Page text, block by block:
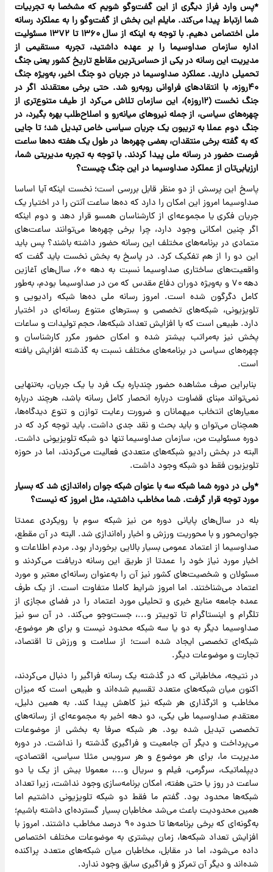
‌*پس وارد فراز دیگری از این گفت‌وگو شویم که مشخصا به تجربیات
شما ارتباط پیدا می‌کند. مایلم این بخش از گفت‌وگو را به عملکرد رسانه
ملی اختصاص دهیم. با توجه به اینکه از سال ۱۳۶۰ تا ۱۳۷۲ مسئولیت
اداره سازمان صداوسیما را بر عهده داشتید، تجربه مستقیمی از
مدیریت این رسانه در یکی از حساس‌ترین مقاطع تاریخ کشور یعنی جنگ
تحمیلی دارید. عملکرد صداوسیما در جریان دو جنگ اخیر، به‌ویژه جنگ
۴۰روزه، با انتقادهای فراوانی روبه‌رو شد. حتی برخی معتقدند اگر در
جنگ نخست (۱۲روزه)، این سازمان تلاش می‌کرد از طیف متنوع‌تری از
چهره‌های سیاسی، از جمله نیروهای میانه‌رو و اصلاح‌طلب بهره بگیرد، در
جنگ دوم عملا به تریبون یک جریان سیاسی خاص تبدیل شد؛ تا جایی
که به گفته برخی منتقدان، بعضی چهره‌ها در طول یک هفته ده‌ها ساعت
فرصت حضور در رسانه ملی پیدا کردند. با توجه به تجربه مدیریتی شما،
ارزیابی‌تان از عملکرد صداوسیما در این جنگ چیست؟
پاسخ این پرسش از دو منظر قابل بررسی است؛ نخست اینکه آیا اساسا
صداوسیما امروز این امکان را دارد که ده‌ها ساعت آنتن را در اختیار یک
جریان فکری یا مجموعه‌ای از کارشناسان همسو قرار دهد و دوم اینکه
اگر چنین امکانی وجود دارد، چرا برخی چهره‌ها می‌توانند ساعت‌های
متمادی در برنامه‌های مختلف این رسانه حضور داشته باشند؟ پس باید
این دو را از هم تفکیک کرد. در پاسخ به بخش نخست باید گفت که
واقعیت‌های ساختاری صداوسیما نسبت به دهه ۶۰، سال‌های آغازین
دهه ۷۰ و به‌ویژه دوران دفاع مقدس که من در صداوسیما بودم، به‌طور
کامل دگرگون شده است. امروز رسانه ملی ده‌ها شبکه رادیویی و
تلویزیونی، شبکه‌های تخصصی و بسترهای متنوع رسانه‌ای در اختیار
دارد. طبیعی است که با افزایش تعداد شبکه‌ها، حجم تولیدات و ساعات
پخش نیز به‌مراتب بیشتر شده و امکان حضور مکرر کارشناسان و
چهره‌های سیاسی در برنامه‌های مختلف نسبت به گذشته افزایش یافته
است.
بنابراین صرف مشاهده حضور چندباره یک فرد یا یک جریان، به‌تنهایی
نمی‌تواند مبنای قضاوت درباره انحصار کامل رسانه باشد، هرچند درباره
معیارهای انتخاب میهمانان و ضرورت رعایت توازن و تنوع دیدگاه‌ها،
همچنان می‌توان و باید بحث و نقد جدی داشت. باید توجه کرد که در
دوره مسئولیت من، سازمان صداوسیما تنها دو شبکه تلویزیونی داشت.
البته در بخش رادیو شبکه‌های متعددی فعالیت می‌کردند، اما در حوزه
تلویزیون فقط دو شبکه وجود داشت.
*‌ولی در دوره شما شبکه سه با عنوان شبکه جوان راه‌اندازی شد که بسیار
مورد توجه قرار گرفت. شما مخاطب داشتید، مثل امروز که نیست؟
بله در سال‌های پایانی دوره من نیز شبکه سوم با رویکردی عمدتا
جوان‌محور و با محوریت ورزش و اخبار راه‌اندازی شد. البته در آن مقطع،
صداوسیما از اعتماد عمومی بسیار بالایی برخوردار بود. مردم اطلاعات و
اخبار مورد نیاز خود را عمدتا از طریق این رسانه دریافت می‌کردند و
مسئولان و شخصیت‌های کشور نیز آن را به‌عنوان رسانه‌ای معتبر و مورد
اعتماد می‌شناختند. اما امروز شرایط کاملا متفاوت است. از یک طرف
عمده جامعه منابع خبری و تحلیلی مورد اعتماد را در فضای مجازی از
تلگرام و اینستاگرام تا توییتر و...، جست‌وجو می‌کند. در آن سو نیز
صداوسیما دیگر به دو یا سه شبکه محدود نیست و برای هر موضوع،
شبکه‌ای تخصصی ایجاد شده است؛ از سلامت و ورزش تا اقتصاد،
تجارت و موضوعات دیگر.
در نتیجه، مخاطبانی که در گذشته یک رسانه فراگیر را دنبال می‌کردند،
اکنون میان شبکه‌های متعدد تقسیم شده‌اند و طبیعی است که میزان
مخاطب و اثرگذاری هر شبکه نیز کاهش پیدا کند. به همین دلیل،
معتقدم صداوسیما طی یکی، دو دهه اخیر به مجموعه‌ای از رسانه‌های
تخصصی تبدیل شده بود. هر شبکه صرفا به بخشی از موضوعات
می‌پرداخت و دیگر آن جامعیت و فراگیری گذشته را نداشت. در دوره
مدیریت ما، برای هر موضوع و هر سرویس مثلا سیاسی، اقتصادی،
دیپلماتیک، سرگرمی، فیلم و سریال و...، معمولا بیش از یک یا دو
ساعت در روز یا حتی هفته، امکان برنامه‌سازی وجود نداشت، زیرا تعداد
شبکه‌ها محدود بود. گفتم ما فقط دو شبکه تلویزیونی داشتیم اما
همین محدودیت باعث می‌شد مخاطبان بسیار گسترده‌ای داشته باشیم؛
به‌گونه‌ای که برخی برنامه‌ها تا حدود ۹۰ درصد مخاطب داشتند. امروز با
افزایش تعداد شبکه‌ها، زمان بیشتری به موضوعات مختلف اختصاص
داده می‌شود، اما در مقابل، مخاطبان میان شبکه‌های متعدد پراکنده
شده‌اند و دیگر آن تمرکز و فراگیری سابق وجود ندارد.